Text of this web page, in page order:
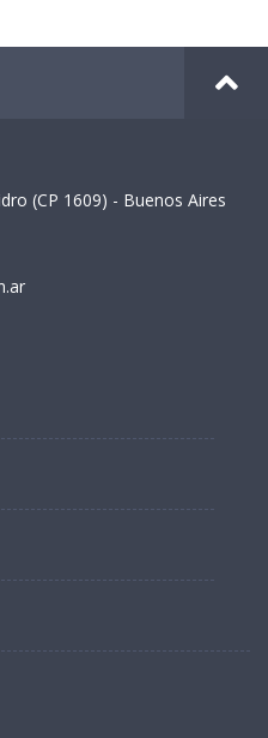
(CP 1609) - Buenos Aires